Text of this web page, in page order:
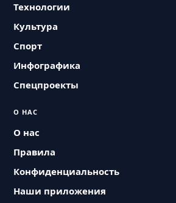
Технологии
Культура
Спорт
Инфографика
Спецпроекты
О НАС
О нас
Правила
Конфиденциальность
Наши приложения